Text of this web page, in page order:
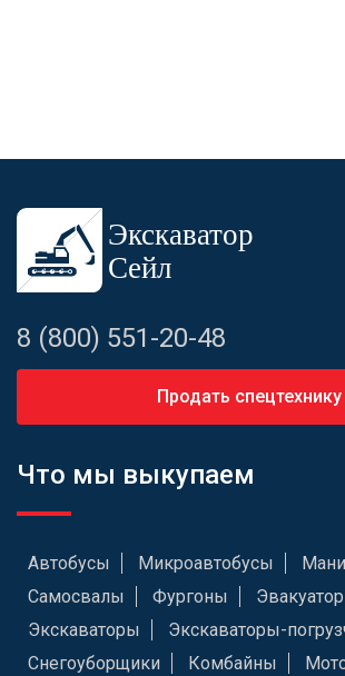
8 (800) 551-20-48
Продать спецтехнику
Что мы выкупаем
Автобусы Микроавтобусы
Самосвалы
Фургоны
Экскаваторы
Экскаваторы-
Снегоуборщики
Комбайны